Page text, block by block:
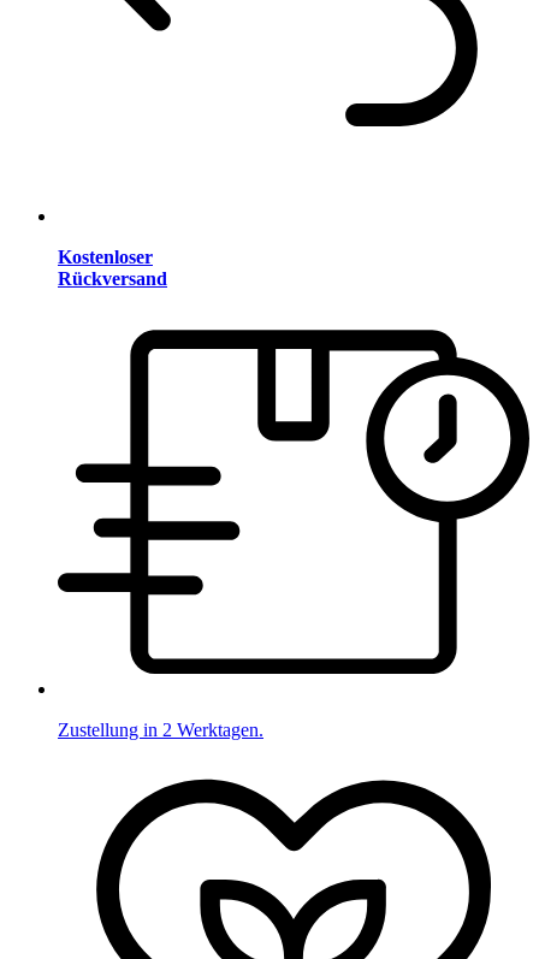
Kostenloser
Rückversand
Zustellung in 2 Werktagen.